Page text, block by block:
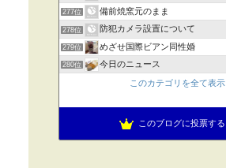
277位 備前焼窯元のまま
278位 防犯カメラ設置について
279位 めざせ国際ビアン同性婚
280位 今日のニュース
このカテゴリを全て表示
このブログに投票する